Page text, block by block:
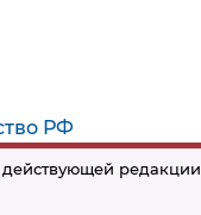
РФ
редакции